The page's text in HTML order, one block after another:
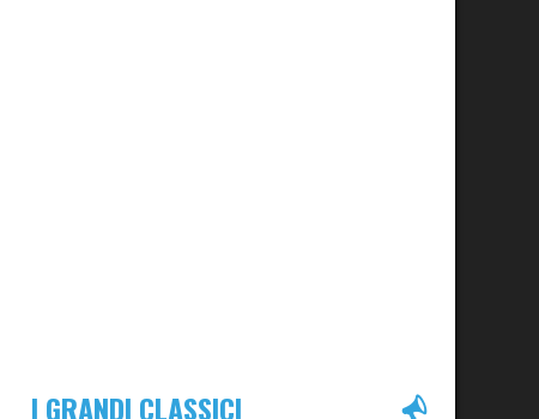
I GRANDI CLASSICI